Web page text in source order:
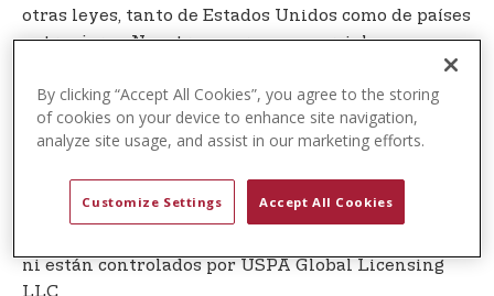
otras leyes, tanto de Estados Unidos como de países
extranjeros. Nuestras marcas comerciales y
nuestra imagen comercial no se pueden utilizar en
conexión con ningún producto o servicio sin el
consentimiento previo por escrito de USPA Global
Licensing LLC.
Nuestro Servicio puede contener enlaces a sitios
ni están controlados por USPA Global Licensing
LLC
By clicking “Accept All Cookies”, you agree to the storing
of cookies on your device to enhance site navigation,
analyze site usage, and assist in our marketing efforts.
Customize Settings Accept All Cookies